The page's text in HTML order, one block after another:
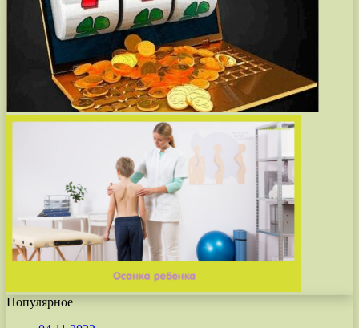
Популярное